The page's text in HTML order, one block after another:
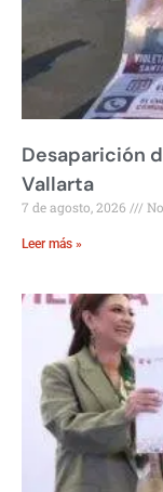
Desaparición
Vallarta
7 de agosto, 2026
Leer más »